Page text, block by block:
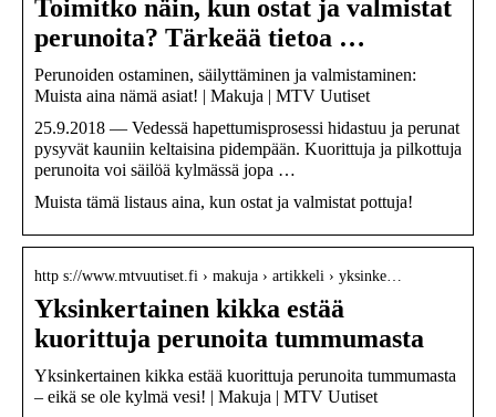
Toimitko näin, kun ostat ja valmistat
perunoita? Tärkeää tietoa …
Perunoiden ostaminen, säilyttäminen ja valmistaminen:
Muista aina nämä asiat! | Makuja | MTV Uutiset
25.9.2018 — Vedessä hapettumisprosessi hidastuu ja perunat
pysyvät kauniin keltaisina pidempään. Kuorittuja ja pilkottuja
perunoita voi säilöä kylmässä jopa …
Muista tämä listaus aina, kun ostat ja valmistat pottuja!
http s://www.mtvuutiset.fi › makuja › artikkeli › yksinke…
Yksinkertainen kikka estää
kuorittuja perunoita tummumasta
Yksinkertainen kikka estää kuorittuja perunoita tummumasta
– eikä se ole kylmä vesi! | Makuja | MTV Uutiset